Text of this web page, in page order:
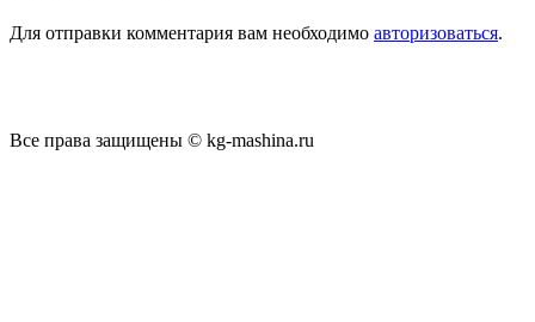
Для отправки комментария вам необходимо авторизоваться.
Все права защищены © kg-mashina.ru